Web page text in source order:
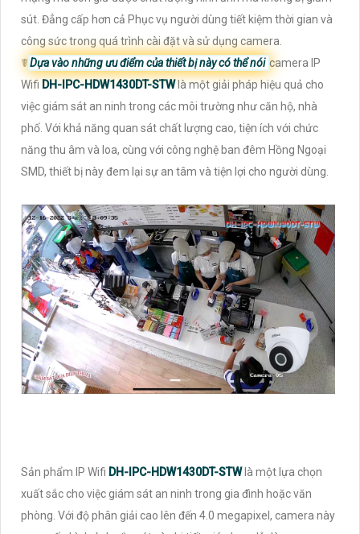
sút. Đẳng cấp hơn cả Phục vụ người dùng tiết kiệm thời gian và
công sức trong quá trình cài đặt và sử dụng camera.
☤Dựa vào những ưu điểm của thiết bị này có thể nói camera IP
WifiDH-IPC-HDW1430DT-STWlà một giải pháp hiệu quả cho
việc giám sát an ninh trong các môi trường như căn hộ, nhà
phố. Với khả năng quan sát chất lượng cao, tiện ích với chức
năng thu âm và loa, cùng với công nghệ ban đêm Hồng Ngoại
SMD, thiết bị này đem lại sự an tâm và tiện lợi cho người dùng.
Sản phẩm IP Wifi DH-IPC-HDW1430DT-STW là một lựa chọn
xuất sắc cho việc giám sát an ninh trong gia đình hoặc văn
phòng. Với độ phân giải cao lên đến 4.0 megapixel, camera này